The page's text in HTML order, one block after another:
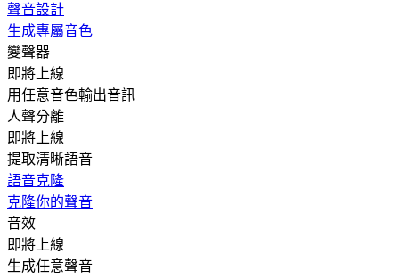
聲音設計
生成專屬音色
變聲器
即將上線
用任意音色輸出音訊
人聲分離
即將上線
提取清晰語音
語音克隆
克隆你的聲音
音效
即將上線
生成任意聲音